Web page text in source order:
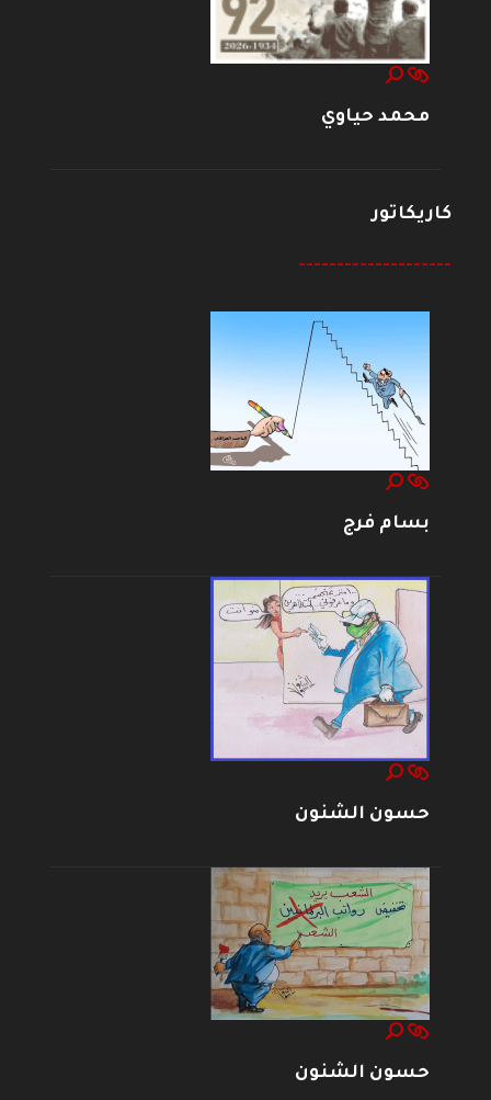
محمد حياوي
كاريكاتور
--------------------
بسام فرج
حسون الشنون
حسون الشنون